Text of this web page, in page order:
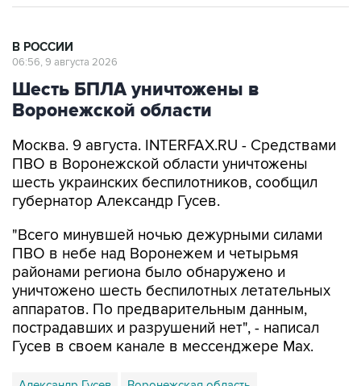
Шесть БПЛА уничтожены в
Воронежской области
Москва. 9 августа. INTERFAX.RU - Средствами
шесть украинских беспилотников, сообщил
губернатор Александр Гусев.
"Всего минувшей ночью дежурными силами
районами региона было обнаружено и
уничтожено шесть беспилотных летательных
аппаратов. По предварительным данным,
пострадавших и разрушений нет", - написал
Гусев в своем канале в мессенджере Max.
Александр Гусев Воронежская область